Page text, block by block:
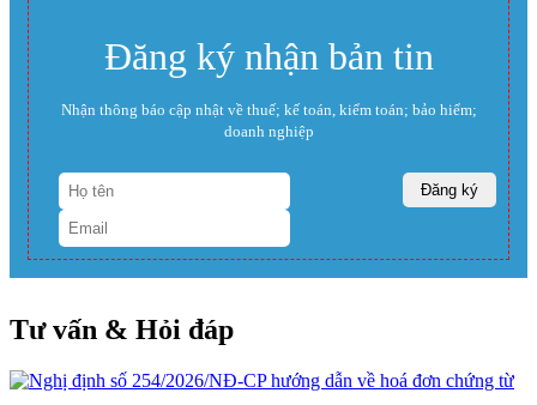
Đăng ký nhận bản tin
Nhận thông báo cập nhật về thuế; kế toán, kiểm toán; bảo hiểm;
doanh nghiệp
Tư vấn & Hỏi đáp